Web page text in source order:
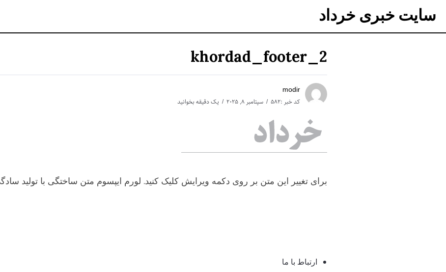
سایت خبری خرداد
khordad_footer_2
modir
کد خبر :582 سپتامبر 8, 2025 یک دقیقه بخوانید
برای تغییر این متن بر روی دکمه ویرایش کلیک کنید. لورم ایپسوم متن ساختگی با تولید
ارتباط با ما